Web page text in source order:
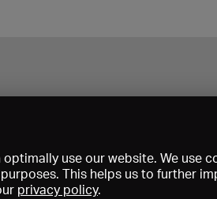
use our website. We
This helps us to further
privacy policy.